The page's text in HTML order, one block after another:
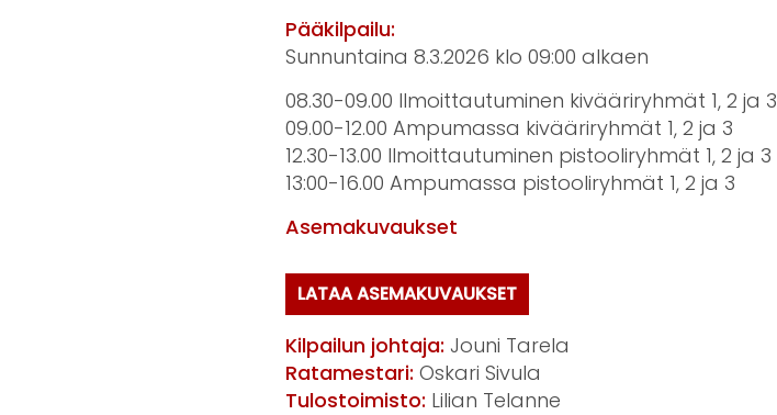
Pääkilpailu:
Sunnuntaina 8.3.2026 klo 09:00 alkaen
08.30-09.00 Ilmoittautuminen kivääriryhmät 1, 2 ja 3
09.00-12.00 Ampumassa kivääriryhmät 1, 2 ja 3
12.30-13.00 Ilmoittautuminen pistooliryhmät 1, 2 ja 3
13:00-16.00 Ampumassa pistooliryhmät 1, 2 ja 3
Asemakuvaukset
LATAA ASEMAKUVAUKSET
Kilpailun johtaja: Jouni Tarela
Ratamestari: Oskari Sivula
Tulostoimisto: Lilian Telanne